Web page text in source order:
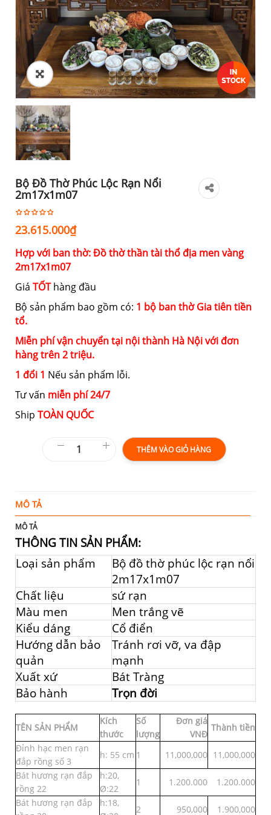
Bộ Đồ Thờ Phúc Lộc Rạn Nổi
2m17x1m07
23.615.000₫
Hợp với ban thờ: Đồ thờ thần tài thổ địa men vàng
2m17x1m07
Giá TỐThàng đầu
Bộ sản phẩm bao gồm có: 1 bộ ban thờ Gia tiên tiền
tổ.
Miễn phí vận chuyển tại nội thành Hà Nội với đơn
hàng trên 2 triệu.
1 đổi 1 Nếu sản phẩm lỗi.
Tư vấn miễn phí 24/7
Ship TOÀN QUỐC
THÊM VÀO GIỎ HÀNG
MÔ TẢ
MÔ TẢ
THÔNG TIN SẢN PHẨM:
Loại sản phẩm
Bộ đồ thờ phúc lộc rạn nổi
2m17x1m07
Chất liệu
sứ rạn
Màu men
Men trắng vẽ
Kiểu dáng
Cổ điển
Hướng dẫn bảo
quản
Tránh rơi vỡ, va đập
mạnh
Xuất xứ
Bát Tràng
Bảo hành
Trọn đời
TÊN SẢN PHẨM
Kích
thước
Số
lượng
Đơn giá
VNĐ
Thành tiền
Đỉnh hạc men rạn
đắp rồng số 3
h: 55 cm 1 11,000,000 11,000,000
Bát hương rạn đắp
rồng 22
h:20,
Ø:22
1 1.200.000
1.200.000
Bát hương rạn đắp
h:18,
2 950,000 1.900,000